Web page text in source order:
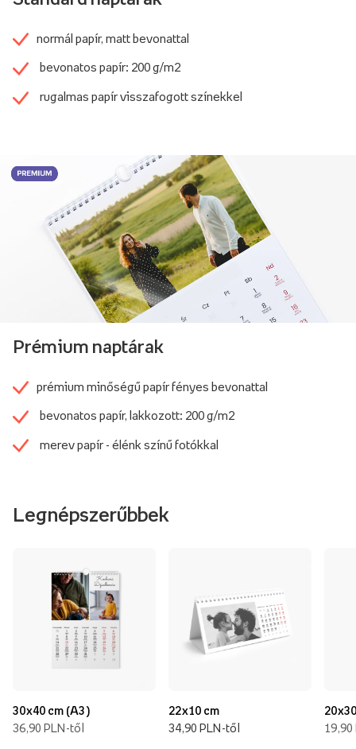
normál papír, matt bevonattal
bevonatos papír: 200 g/m2
rugalmas papír visszafogott színekkel
Prémium naptárak
prémium minőségű papír fényes bevonattal
bevonatos papír, lakkozott: 200 g/m2
merev papír - élénk színű fotókkal
Legnépszerűbbek
30x40 cm (A3)
36,90 PLN-től
22x10 cm
34,90 PLN-től